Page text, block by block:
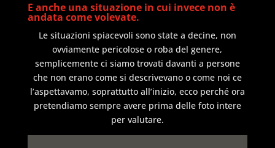
E anche una situazione in cui invece non è
andata come volevate.
Le situazioni spiacevoli sono state a decine, non
ovviamente pericolose o roba del genere,
semplicemente ci siamo trovati davanti a persone
che non erano come si descrivevano o come noi ce
l’aspettavamo, soprattutto all’inizio, ecco perché ora
pretendiamo sempre avere prima delle foto intere
per valutare.